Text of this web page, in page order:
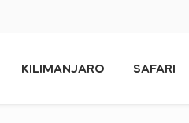
KILIMANJARO SAFARI